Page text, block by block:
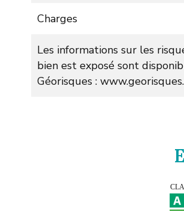
Charges
Les informations sur les
bien est exposé sont
Géorisques :